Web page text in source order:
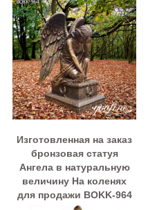
Изготовленная на заказ
бронзовая статуя
Ангела в натуральную
величину На коленях
для продажи BOKK-964